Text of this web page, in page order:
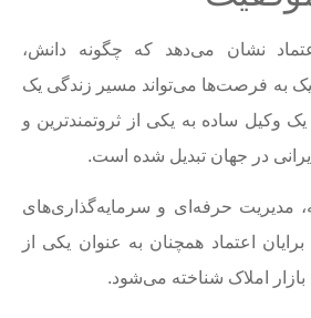
نشان می‌دهد که چگونه دانش،
به فرصت‌ها می‌تواند مسیر زندگی یک
یک وکیل ساده به یکی از ثروتمندترین و
در جهان تبدیل شده است.
مدیریت حرفه‌ای و سرمایه‌گذاری‌های
اعتماد همچنان به عنوان یکی از
بازار املاک شناخته می‌شود.